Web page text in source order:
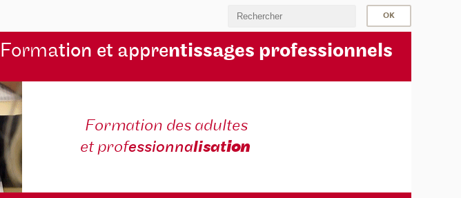
Formation et apprentissages professionnels
Formation des adultes
et professionnalisation